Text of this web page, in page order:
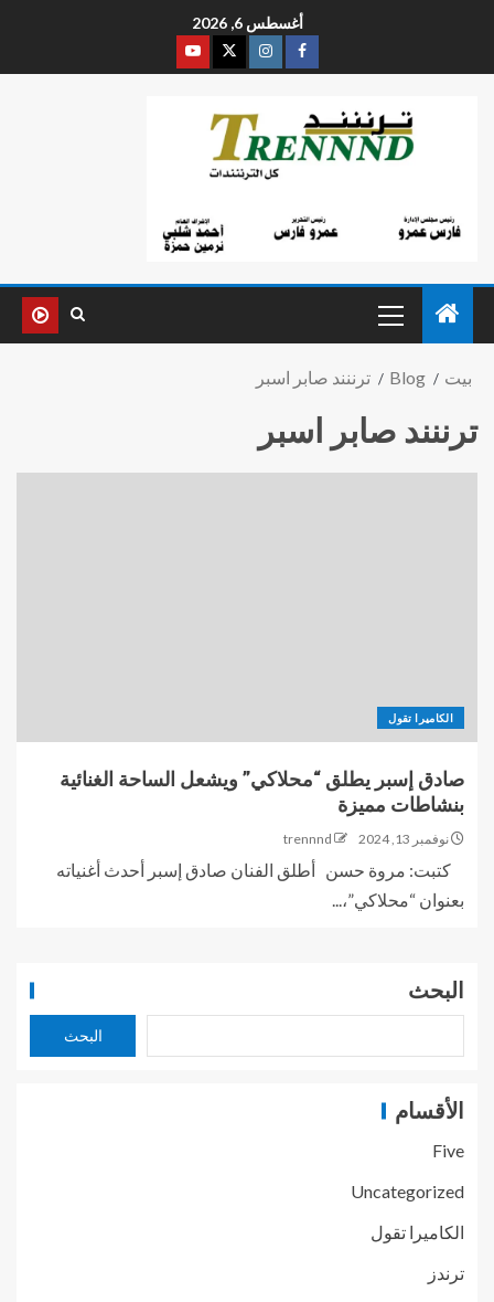
أغسطس 6, 2026
بيت Blog ترننند صابر اسبر
ترننند صابر اسبر
الكاميرا تقول
صادق إسبر يطلق “محلاكي” ويشعل الساحة الغنائية
بنشاطات مميزة
نوفمبر 13, 2024 trennnd
كتبت: مروة حسن أطلق الفنان صادق إسبر أحدث أغنياته
بعنوان “محلاكي”،...
البحث
البحث
الأقسام
Five
Uncategorized
الكاميرا تقول
ترندز